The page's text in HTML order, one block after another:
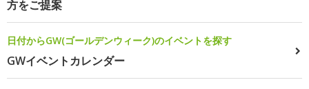
方をご提案
日付からGW(ゴールデンウィーク)のイベントを探す
GWイベントカレンダー